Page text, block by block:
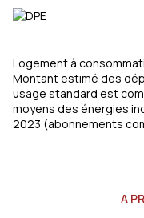
Logement à
Montant estimé des
usage standard est
moyens des énergies
2023 (abonnements
A